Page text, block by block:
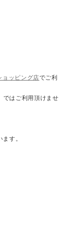
ョッピング店でご利
ではご利用頂けませ
す。